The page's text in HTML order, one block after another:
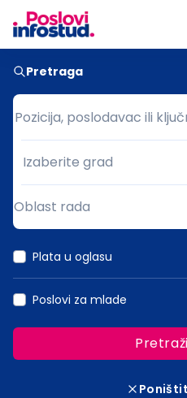
Pretraga
Pozicija, poslodavac ili
Pozicija, poslodavac ili
Grad
Izaberite grad
Oblast rada
Plata u oglasu
Poslovi za mlade